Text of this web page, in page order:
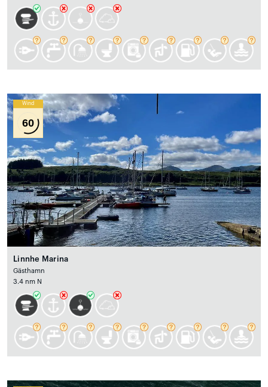
Wind
60
Linnhe Marina
Gästhamn
3.4 nm N